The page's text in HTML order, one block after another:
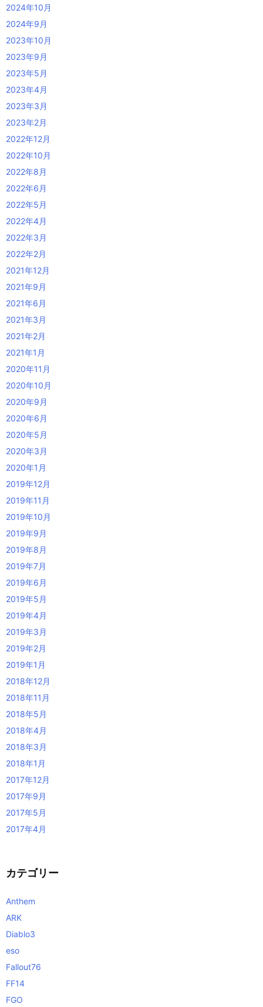
2024年10月
2024年9月
2023年10月
2023年9月
2023年5月
2023年4月
2023年3月
2023年2月
2022年12月
2022年10月
2022年8月
2022年6月
2022年5月
2022年4月
2022年3月
2022年2月
2021年12月
2021年9月
2021年6月
2021年3月
2021年2月
2021年1月
2020年11月
2020年10月
2020年9月
2020年6月
2020年5月
2020年3月
2020年1月
2019年12月
2019年11月
2019年10月
2019年9月
2019年8月
2019年7月
2019年6月
2019年5月
2019年4月
2019年3月
2019年2月
2019年1月
2018年12月
2018年11月
2018年5月
2018年4月
2018年3月
2018年1月
2017年12月
2017年9月
2017年5月
2017年4月
カテゴリー
Anthem
ARK
Diablo3
eso
Fallout76
FF14
FGO